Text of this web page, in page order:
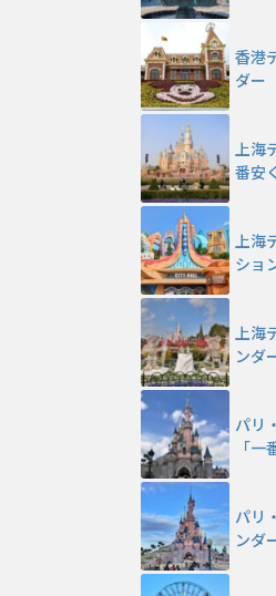
香港
ダー
上海
番安
上海
ショ
上海
ンダ
パリ
「
パリ
ンダ